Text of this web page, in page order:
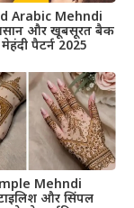
Arabic Mehndi
और खूबसूरत बैक
पैटर्न 2025
Mehndi
और सिंपल